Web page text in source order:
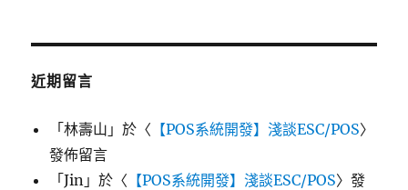
近期留言
「林壽山 」於〈 【POS系統開發】淺談ESC/POS〉
發佈留言
「Jin 」於〈 【POS系統開發】淺談ESC/POS〉發